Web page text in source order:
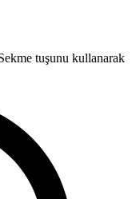
tuşunu kullanarak